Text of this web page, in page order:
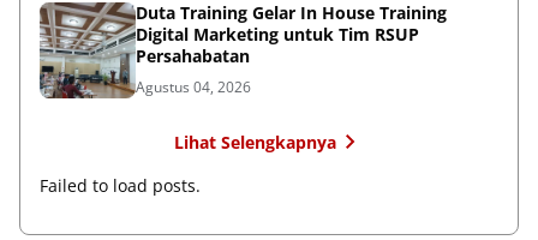
Duta Training Gelar In House Training
Digital Marketing untuk Tim RSUP
Persahabatan
Agustus 04, 2026
Lihat Selengkapnya
Failed to load posts.